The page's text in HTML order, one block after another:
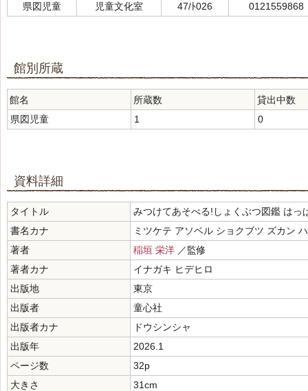
県図児童
児童文化室 47/ﾄ026 0121559868
館別所蔵
館名 所蔵数
貸出中数
県図児童
1 0
資料詳細
タイトル
みつけてあそべる!しょくぶつ図鑑 はっ
書名カナ
ミツケテ アソベル ショクブツ ズカン
著者
稲垣 栄洋 ／監修
著者カナ
イナガキ ヒデヒロ
出版地
東京
出版者
童心社
出版者カナ
ドウシンシャ
出版年
2026.1
ページ数
32p
大きさ
31cm